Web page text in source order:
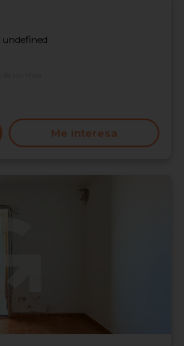
undefined
Me interesa